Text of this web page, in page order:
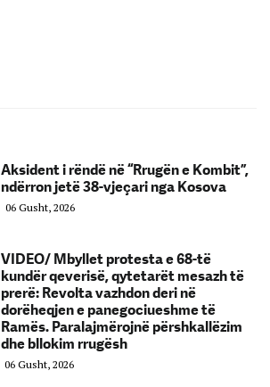
Aksident i rëndë në “Rrugën e Kombit”,
ndërron jetë 38-vjeçari nga Kosova
06 Gusht, 2026
VIDEO/ Mbyllet protesta e 68-të
kundër qeverisë, qytetarët mesazh të
prerë: Revolta vazhdon deri në
dorëheqjen e panegociueshme të
Ramës. Paralajmërojnë përshkallëzim
dhe bllokim rrugësh
06 Gusht, 2026